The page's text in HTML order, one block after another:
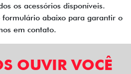
os acessórios disponíveis.
formulário abaixo para garantir o
em contato.
OUVIR VOCÊ